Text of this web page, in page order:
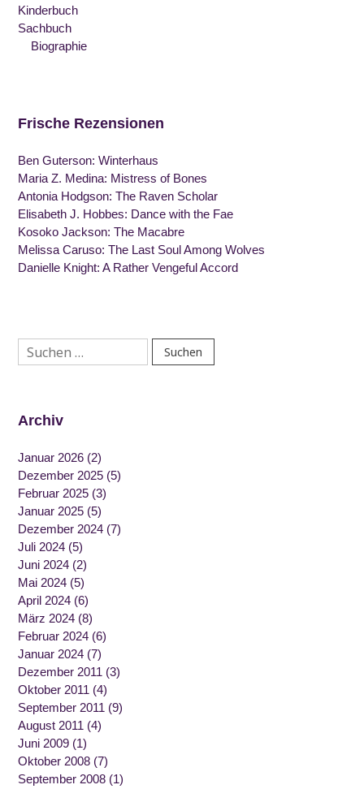
Kinderbuch
Sachbuch
Biographie
Frische Rezensionen
Ben Guterson: Winterhaus
Maria Z. Medina: Mistress of Bones
Antonia Hodgson: The Raven Scholar
Elisabeth J. Hobbes: Dance with the Fae
Kosoko Jackson: The Macabre
Melissa Caruso: The Last Soul Among Wolves
Danielle Knight: A Rather Vengeful Accord
Suchen
nach:
Archiv
Januar 2026 (2)
Dezember 2025 (5)
Februar 2025 (3)
Januar 2025 (5)
Dezember 2024 (7)
Juli 2024 (5)
Juni 2024 (2)
Mai 2024 (5)
April 2024 (6)
März 2024 (8)
Februar 2024 (6)
Januar 2024 (7)
Dezember 2011 (3)
Oktober 2011 (4)
September 2011 (9)
August 2011 (4)
Juni 2009 (1)
Oktober 2008 (7)
September 2008 (1)